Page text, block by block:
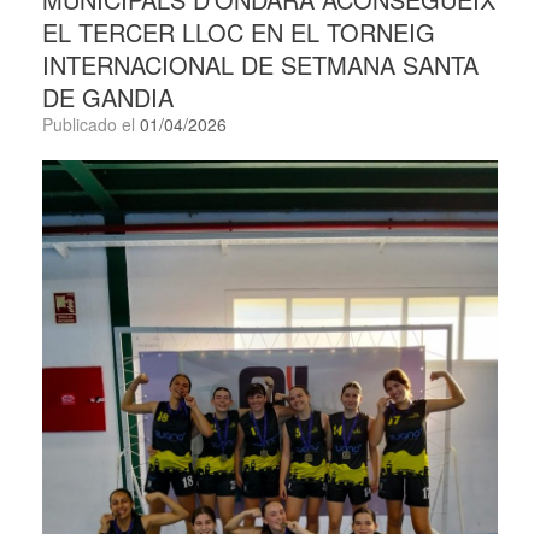
EL TERCER LLOC EN EL TORNEIG
INTERNACIONAL DE SETMANA SANTA
DE GANDIA
Publicado el 01/04/2026